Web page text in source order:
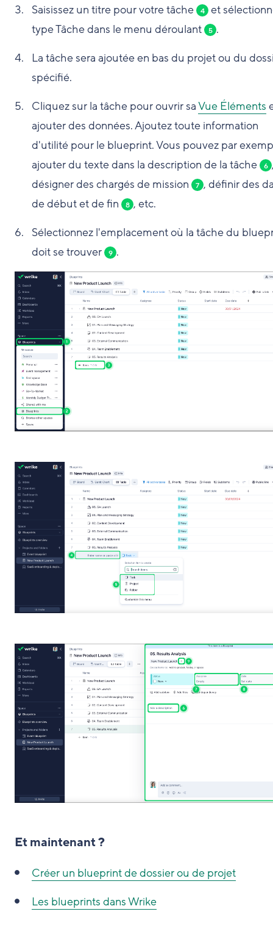
Saisissez un titre pour votre tâche 4
et
type Tâche dans le menu déroulant
5 .
La tâche sera ajoutée en bas du projet ou du
spécifié.
Cliquez sur la tâche pour ouvrir saVue Éléments
ajouter des données. Ajoutez toute information
d'utilité pour le blueprint. Vous pouvez par
ajouter du texte dans la description de la tâche
6
désigner des chargés de mission
7 , définir des
de début et de fin
8 , etc.
Sélectionnez l'emplacement où la tâche du
doit se trouver
9 .
Et maintenant ?
Créer un blueprint de dossier ou de projet
Les blueprints dans Wrike